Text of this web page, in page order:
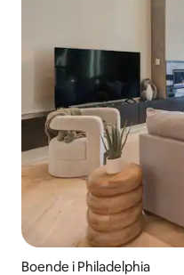
Boende i Philadelphia